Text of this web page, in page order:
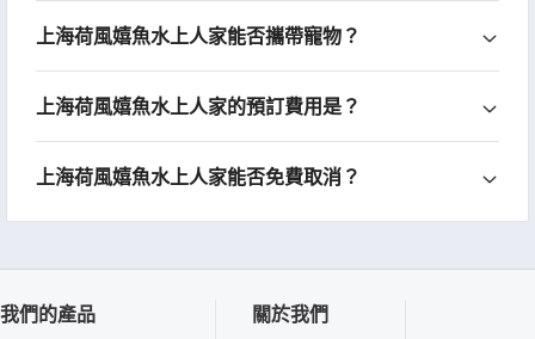
上海荷風嬉魚水上人家能否攜帶寵物？
上海荷風嬉魚水上人家的預訂費用是？
上海荷風嬉魚水上人家能否免費取消？
我們的產品 關於我們